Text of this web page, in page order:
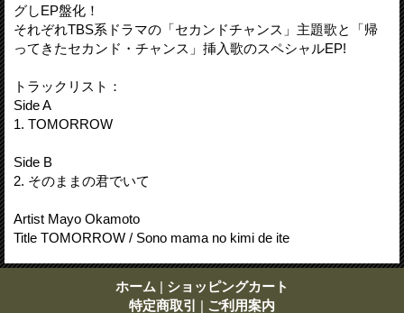
グしEP盤化！
それぞれTBS系ドラマの「セカンドチャンス」主題歌と「帰
ってきたセカンド・チャンス」挿入歌のスペシャルEP!
トラックリスト：
Side A
1. TOMORROW
Side B
2. そのままの君でいて
Artist Mayo Okamoto
Title TOMORROW / Sono mama no kimi de ite
ホーム | ショッピングカート
特定商取引
| ご利用案内